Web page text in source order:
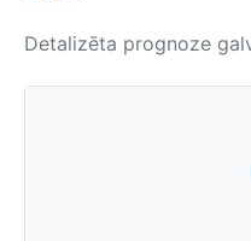
Detalizēta prognoze